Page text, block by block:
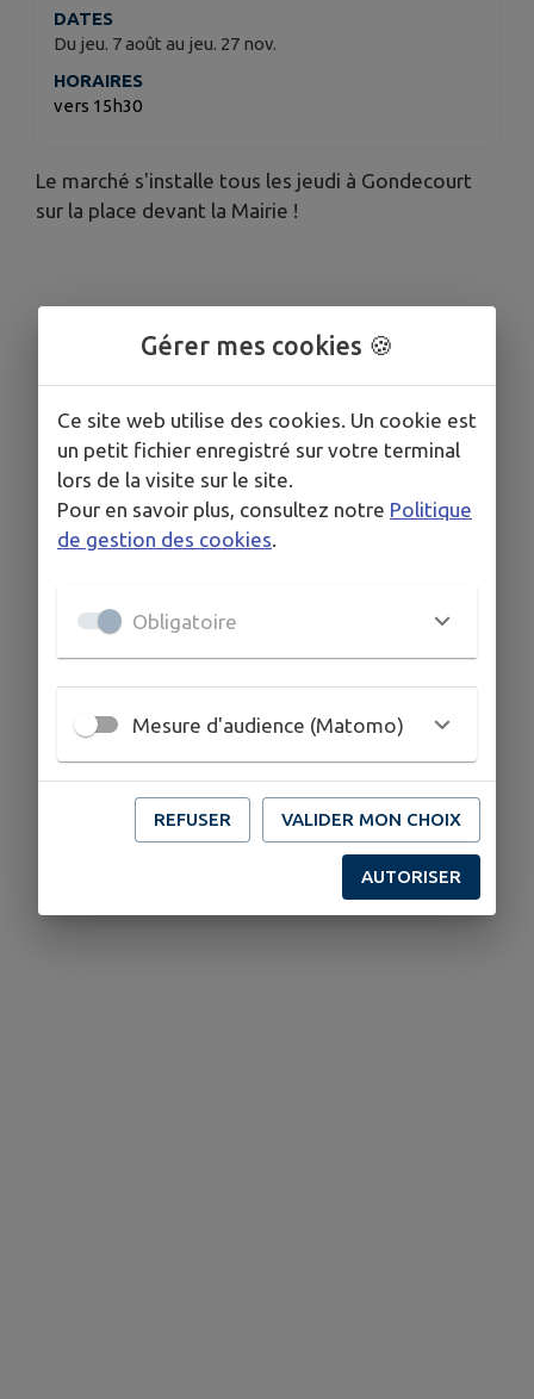
DATES
Du jeu. 7 août au jeu. 27 nov.
HORAIRES
vers 15h30
Le marché s'installe tous les jeudi à Gondecourt
sur la place devant la Mairie !
Gérer mes cookies 🍪
Ce site web utilise des cookies. Un cookie est
un petit fichier enregistré sur votre terminal
lors de la visite sur le site.
Pour en savoir plus, consultez notre Politique
de gestion des cookies.
Obligatoire
Mesure d'audience (Matomo)
REFUSER VALIDER MON CHOIX
AUTORISER